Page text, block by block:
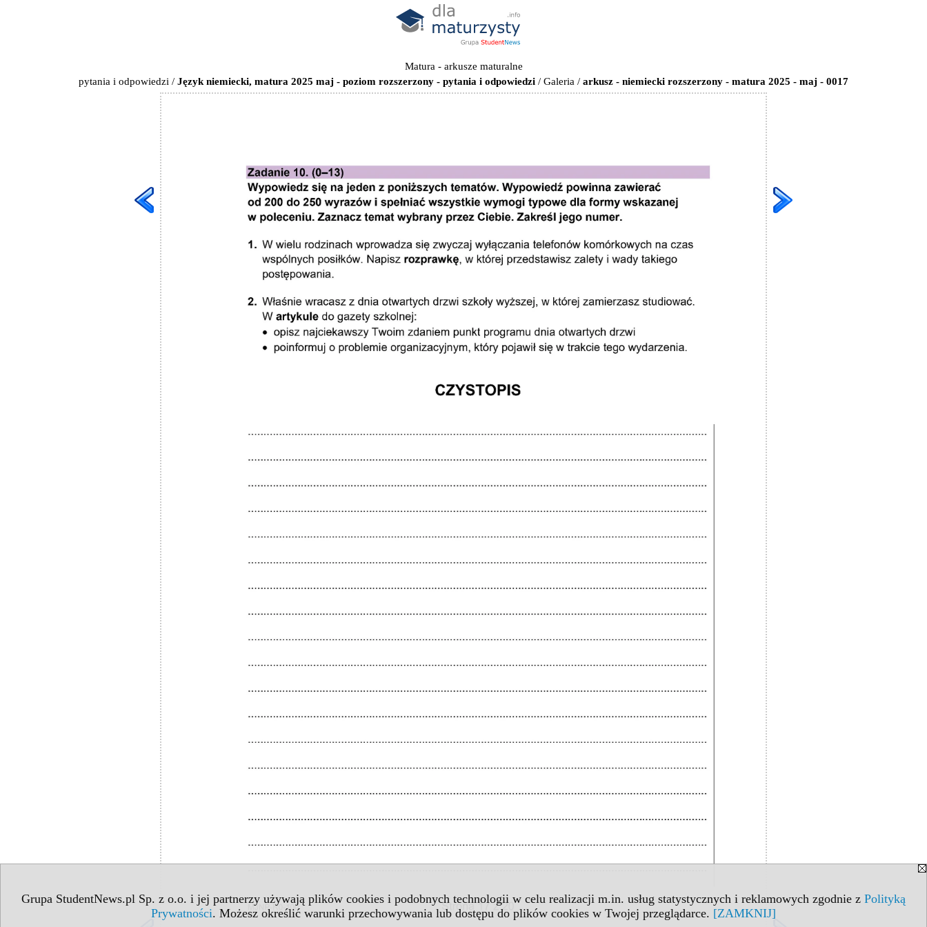
Grupa StudentNews.pl Sp. z o.o. i jej partnerzy używają plików cookies i podobnych technologii w celu realizacji m.in. usług statystycznych i reklamowych zgodnie z Polityką
Prywatności. Możesz określić warunki przechowywania lub dostępu do plików cookies w Twojej przeglądarce. [ZAMKNIJ]
Matura - arkusze maturalne
pytania i odpowiedzi / Język niemiecki, matura 2025 maj - poziom rozszerzony - pytania i odpowiedzi / Galeria / arkusz - niemiecki rozszerzony - matura 2025 - maj - 0017